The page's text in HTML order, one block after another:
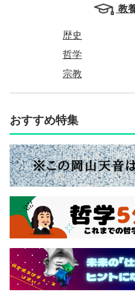
教
歴史
哲学
宗教
おすすめ特集